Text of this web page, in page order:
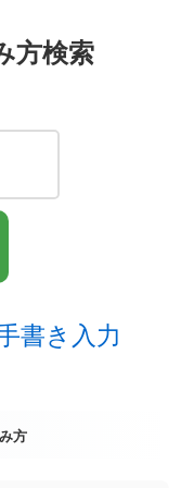
方検索
書き入力
方